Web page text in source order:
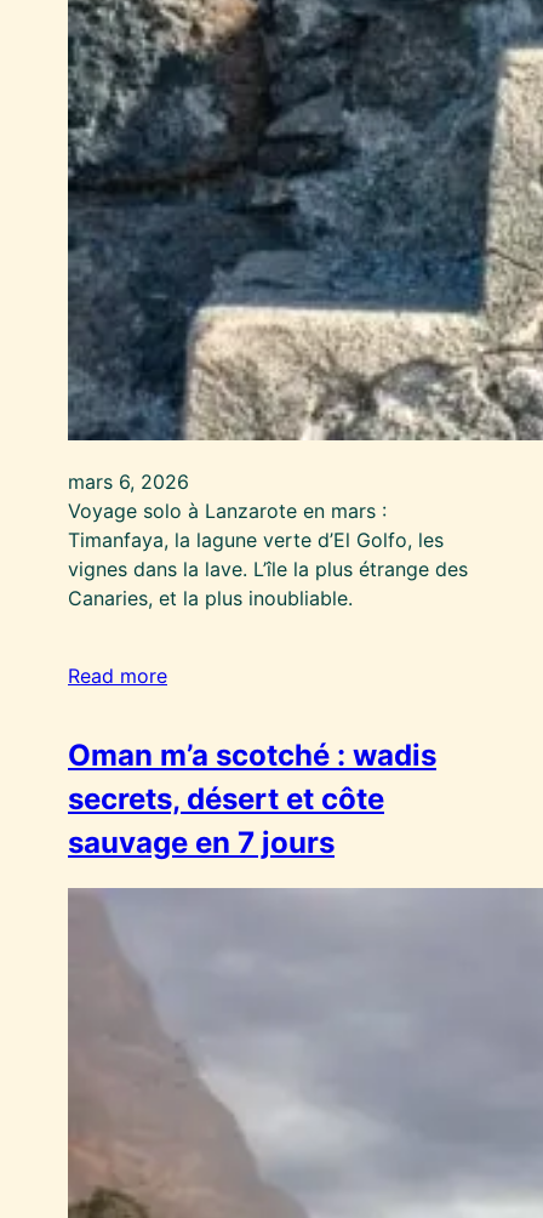
mars 6, 2026
Voyage solo à Lanzarote en mars :
Timanfaya, la lagune verte d’El Golfo, les
vignes dans la lave. L’île la plus étrange des
Canaries, et la plus inoubliable.
Read more
Oman m’a scotché : wadis
secrets, désert et côte
sauvage en 7 jours